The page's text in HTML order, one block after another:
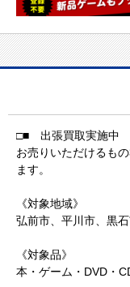
□■ 出張買取実施中
お売りいただけるも
ます。
《対象地域》
弘前市、平川市、黒
《対象品》
本・ゲーム・DVD・